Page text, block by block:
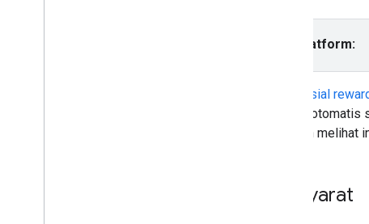
Pilih platform:
Interstisial
secara
memilih melihat
Prasyarat